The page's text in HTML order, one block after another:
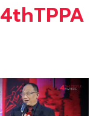
4thTPPA